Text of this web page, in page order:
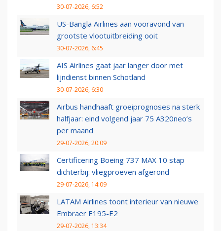
30-07-2026, 6:52
US-Bangla Airlines aan vooravond van
grootste vlootuitbreiding ooit
30-07-2026, 6:45
AIS Airlines gaat jaar langer door met
lijndienst binnen Schotland
30-07-2026, 6:30
Airbus handhaaft groeiprognoses na sterk
halfjaar: eind volgend jaar 75 A320neo’s
per maand
29-07-2026, 20:09
Certificering Boeing 737 MAX 10 stap
dichterbij: vliegproeven afgerond
29-07-2026, 14:09
LATAM Airlines toont interieur van nieuwe
Embraer E195-E2
29-07-2026, 13:34